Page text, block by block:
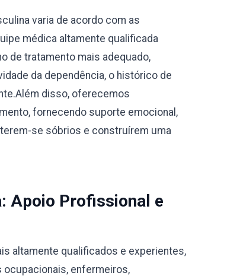
varia de acordo com as
médica altamente qualificada
de tratamento mais adequado,
da dependência, o histórico de
disso, oferecemos
fornecendo suporte emocional,
se sóbrios e construírem uma
Apoio Profissional e
altamente qualificados e experientes,
enfermeiros,